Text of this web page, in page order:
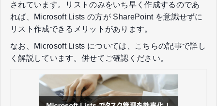
されています。リストのみをいち早く作成するのであ
れば、Microsoft Lists の方が SharePoint を意識せずに
リスト作成できるメリットがあります。
なお、Microsoft Lists については、こちらの記事で詳し
く解説しています。併せてご確認ください。